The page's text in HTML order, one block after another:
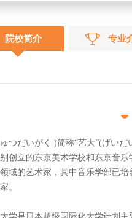
院校简介 专业
つだいがく )简称“艺大”(げい
别创立的东京美术学校和东京音
域的艺术家，其中音乐学部已
。
学是日本超级国际化大学计划